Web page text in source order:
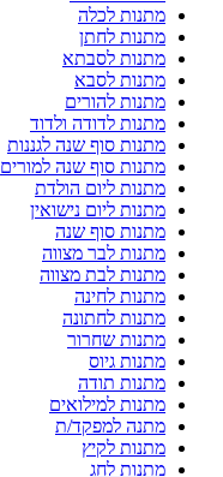
מתנות לכלה
מתנות לחתן
מתנות לסבתא
מתנות לסבא
מתנות להורים
מתנות לדודה ולדוד
מתנות סוף שנה לגננות
מתנות סוף שנה למורים
מתנות ליום הולדת
מתנות ליום נישואין
מתנות סוף שנה
מתנות לבר מצווה
מתנות לבת מצווה
מתנות לחינה
מתנות לחתונה
מתנות שחרור
מתנות גיוס
מתנות תודה
מתנות למילואים
מתנה למפקד/ת
מתנות לקיץ
מתנות לחג